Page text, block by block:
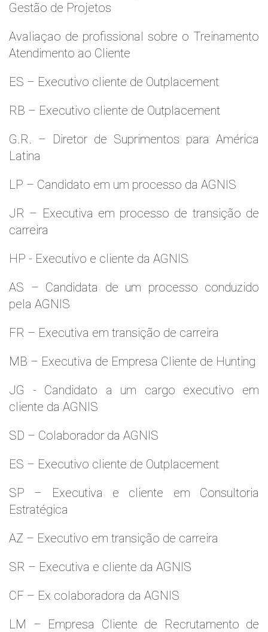
Gestão de Projetos
Avaliaçao de profissional sobre o Treinamento
Atendimento ao Cliente
ES – Executivo cliente de Outplacement
RB – Executivo cliente de Outplacement
G.R. – Diretor de Suprimentos para América
Latina
LP – Candidato em um processo da AGNIS
JR – Executiva em processo de transição de
carreira
HP - Executivo e cliente da AGNIS
AS – Candidata de um processo conduzido
pela AGNIS
FR – Executiva em transição de carreira
MB – Executiva de Empresa Cliente de Hunting
JG - Candidato a um cargo executivo em
cliente da AGNIS
SD – Colaborador da AGNIS
ES – Executivo cliente de Outplacement
SP – Executiva e cliente em Consultoria
Estratégica
AZ – Executivo em transição de carreira
SR – Executiva e cliente da AGNIS
CF – Ex colaboradora da AGNIS
LM – Empresa Cliente de Recrutamento de